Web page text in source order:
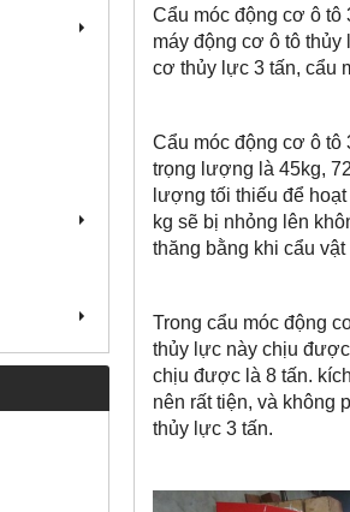
Cẩu móc động cơ ô tô
máy động cơ ô tô
cơ thủy lực 3 tấn, cẩu
Cẩu móc động cơ ô tô
trọng lượng là 45kg,
lượng tối thiếu để
kg sẽ bị nhỏng lên
thăng bằng khi cẩu vật
Trong cẩu móc động
thủy lực này chịu
chịu được là 8 tấn.
nên rất tiện, và không
thủy lực 3 tấn.